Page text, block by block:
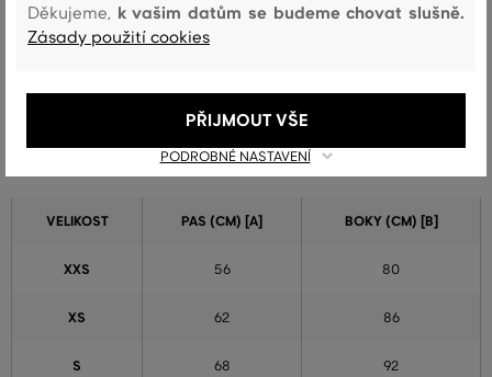
Tabulka velikostí - Sukně
VELIKOST PAS (CM) [A] BOKY (CM) [B]
XXS 56 80
XS 62 86
S 68 92
Děkujeme, k vašim datům se budeme chovat slušně.
Zásady použití cookies
PODROBNÉ NASTAVENÍ
PŘIJMOUT VŠE